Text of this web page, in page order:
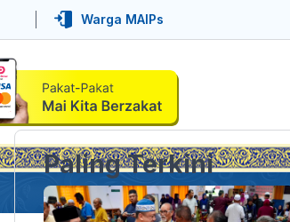
Warga MAIPs
Paling Terkini